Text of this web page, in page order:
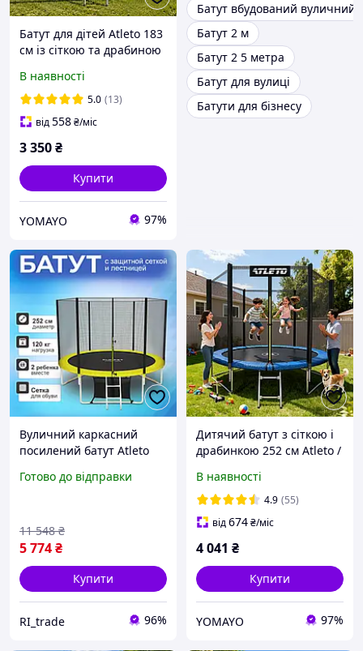
Батут для дітей Atleto 183
см із сіткою та драбиною
спортивні
В наявності
5.0 (13)
від558₴/міс
3 350₴
Купити
YOMAYO 97%
Батут вбудований вуличний
Батут 2 м
Батут 2 5 метра
Батут для вулиці
Батути для бізнесу
Вуличний каркасний
посилений батут Atleto
посиленою сіткою та
Готово до відправки
5 774₴
11 548 ₴
Купити
RI_trade 96%
Дитячий батут з сіткою і
драбинкою 252 см Atleto /
саду та активного
відпочинку
В наявності
4.9 (55)
від674₴/міс
4 041 ₴
Купити
YOMAYO 97%